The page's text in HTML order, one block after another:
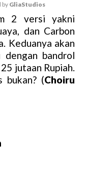
M
u
t
e
by GliaStudios
2 versi yakni
dan Carbon
Keduanya akan
bandrol
jutaan Rupiah.
bukan? (Choiru